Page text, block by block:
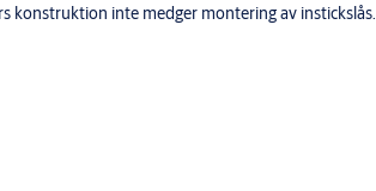
konstruktion inte medger montering av instickslås.